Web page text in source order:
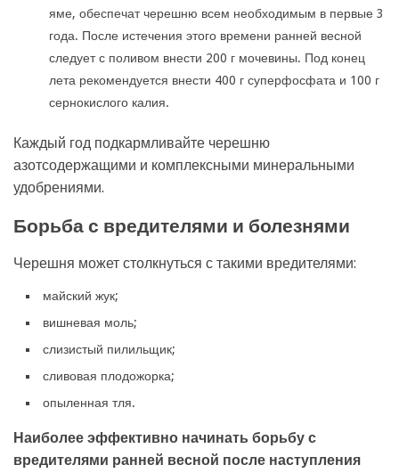
яме, обеспечат черешню всем необходимым в первые 3
года. После истечения этого времени ранней весной
следует с поливом внести 200 г мочевины. Под конец
лета рекомендуется внести 400 г суперфосфата и 100 г
сернокислого калия.
Каждый год подкармливайте черешню
азотсодержащими и комплексными минеральными
удобрениями.
Борьба с вредителями и болезнями
Черешня может столкнуться с такими вредителями:
майский жук;
вишневая моль;
слизистый пилильщик;
сливовая плодожорка;
опыленная тля.
Наиболее эффективно начинать борьбу с
вредителями ранней весной после наступления